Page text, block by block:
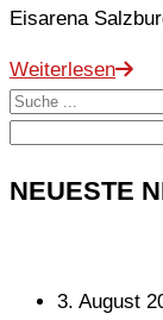
Eisarena
Weiterlesen
NEUESTE
3. August